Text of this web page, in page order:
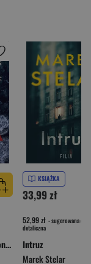
Przeprawa wyd. kieszonkowe
KSIĄŻKA
33,99 zł
52,99 zł - sugerowana cena
detaliczna
Intruz
Marek Stelar